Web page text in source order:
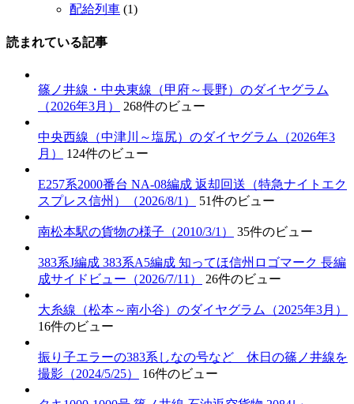
配給列車 (1)
読まれている記事
篠ノ井線・中央東線（甲府～長野）のダイヤグラム
（2026年3月）
268件のビュー
中央西線（中津川～塩尻）のダイヤグラム（2026年3
月）
124件のビュー
E257系2000番台 NA-08編成 返却回送（特急ナイトエク
スプレス信州）（2026/8/1）
51件のビュー
南松本駅の貨物の様子（2010/3/1） 35件のビュー
383系J編成 383系A5編成 知ってほ信州ロゴマーク 長編
成サイドビュー（2026/7/11）
26件のビュー
大糸線（松本～南小谷）のダイヤグラム（2025年3月）
16件のビュー
振り子エラーの383系しなの号など 休日の篠ノ井線を
撮影（2024/5/25）
16件のビュー